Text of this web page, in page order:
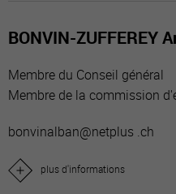
BONVIN-ZUFFEREY
Membre du Conseil général
Membre de la commission
bonvinalban@netplus .ch
plus d'informations